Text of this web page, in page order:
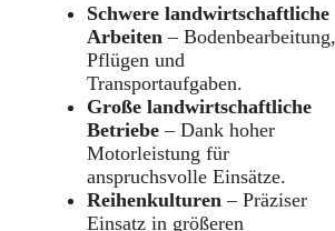
Schwere landwirtschaftliche
Arbeiten – Bodenbearbeitung,
Pflügen und
Transportaufgaben.
Große landwirtschaftliche
Betriebe – Dank hoher
Motorleistung für
anspruchsvolle Einsätze.
Reihenkulturen – Präziser
Einsatz in größeren